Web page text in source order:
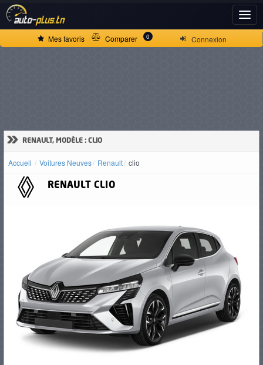
Connexion
Mes favoris Comparer 0
» RENAULT, MODÈLE : CLIO
Accueil Voitures Neuves Renault clio
RENAULT CLIO
ACCUEIL
D'OCCASION
PNEUS